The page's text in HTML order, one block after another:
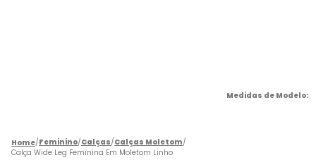
Feminino Calças Calças Moletom
Calça Wide Leg Feminina Em Moletom Linho